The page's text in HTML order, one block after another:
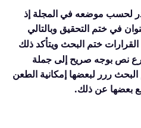
لحسب موضعه في المجلة إذ
في ختم التحقيق وبالتالي
ختم البحث ويتأكد ذلك
نص بوجه صريح إلى جملة
ررر لبعضها إمكانية الطعن
بعضها عن ذلك.